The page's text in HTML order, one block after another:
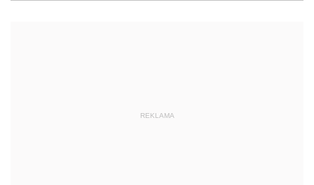
REKLAMA